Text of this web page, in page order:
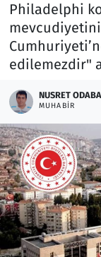
Philadelphi
mevcudiyetini
edilemezdir"
NUSRET
MUHABIR
Memur ve
Otomobil
Ramazan
Resmi
Rüya
Sağlık